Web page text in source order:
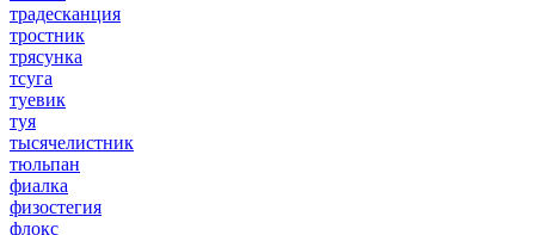
традесканция
тростник
трясунка
тсуга
туевик
туя
тысячелистник
тюльпан
фиалка
физостегия
флокс